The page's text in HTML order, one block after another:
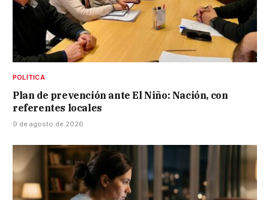
POLÍTICA
Plan de prevención ante El Niño: Nación, con
referentes locales
9 de agosto de 2026